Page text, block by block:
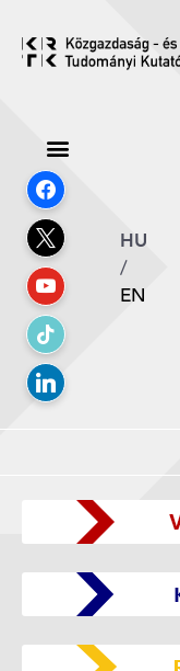
HU
/
EN